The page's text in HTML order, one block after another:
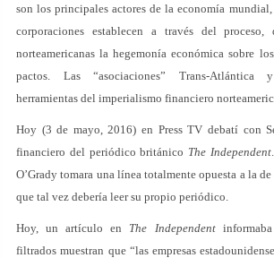
son los principales actores de la economía
corporaciones establecen a través del
norteamericanas la hegemonía económica sobre
pactos. Las “asociaciones” Trans-Atlántica
herramientas del imperialismo financiero
Hoy (3 de mayo, 2016) en Press TV debatí con
financiero del periódico británico The Independent
O’Grady tomara una línea totalmente opuesta a la
que tal vez debería leer su propio periódico.
Hoy, un artículo en The Independent
filtrados muestran que “las empresas